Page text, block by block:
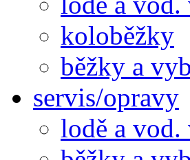
koloběžky
běžky a
servis/opravy
lodě a